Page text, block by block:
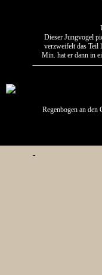
Dieser Jungvogel
verzweifelt das Teil
Min. hat er dann in
Regenbogen an den
-